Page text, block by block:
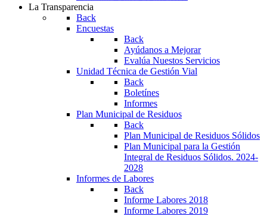
La Transparencia
Back
Encuestas
Back
Ayúdanos a Mejorar
Evalúa Nuestos Servicios
Unidad Técnica de Gestión Vial
Back
Boletínes
Informes
Plan Municipal de Residuos
Back
Plan Municipal de Residuos Sólidos
Plan Municipal para la Gestión
Integral de Residuos Sólidos. 2024-
2028
Informes de Labores
Back
Informe Labores 2018
Informe Labores 2019